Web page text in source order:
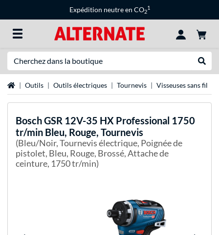
Expédition neutre en CO2
1
Page d'accueil
Outils Outils électriques Tournevis Visseuses sans fil
BoschGSR 12V-35 HX Professional 1750
tr/min Bleu, Rouge, Tournevis
(Bleu/Noir, Tournevis électrique, Poignée de
pistolet, Bleu, Rouge, Brossé, Attache de
ceinture, 1750 tr/min)